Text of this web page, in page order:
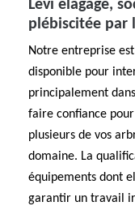
Levi elagage,
plébiscitée par
Notre entreprise
disponible pour
principalement
faire confiance
plusieurs de vos
domaine. La
équipements dont
garantir un travail